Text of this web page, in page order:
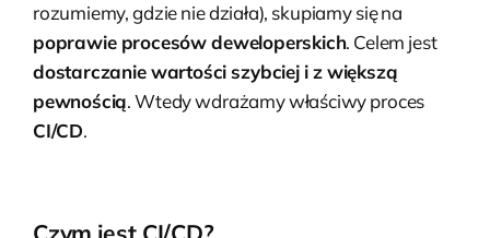
rozumiemy, gdzie nie działa), skupiamy się na
poprawie procesów deweloperskich. Celem jest
dostarczanie wartości szybciej i z większą
pewnością. Wtedy wdrażamy właściwy proces
CI/CD.